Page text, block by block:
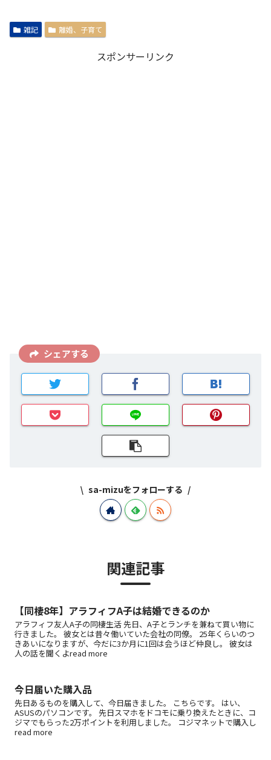
雑記 離婚、子育て
スポンサーリンク
シェアする
sa-mizuをフォローする
関連記事
【同棲8年】アラフィフA子は結婚できるのか
アラフィフ友人A子の同棲生活 先日、A子とランチを兼ねて買い物に
行きました。 彼女とは昔々働いていた会社の同僚。 25年くらいのつ
きあいになりますが、今だに3か月に1回は会うほど仲良し。 彼女は
人の話を聞くよread more
今日届いた購入品
先日あるものを購入して、今日届きました。 こちらです。 はい、
ASUSのパソコンです。 先日スマホをドコモに乗り換えたときに、コ
ジマでもらった2万ポイントを利用しました。 コジマネットで購入し
read more